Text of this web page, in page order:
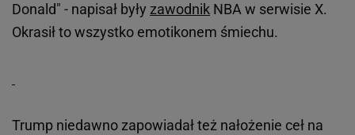
Donald" - napisał były zawodnik NBA w serwisie X.
Okrasił to wszystko emotikonem śmiechu.
Trump niedawno zapowiadał też nałożenie ceł na